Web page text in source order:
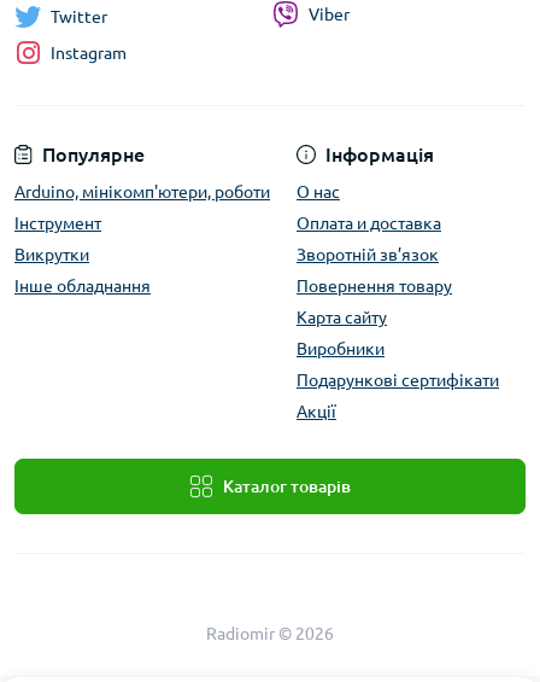
Популярне
Arduino, мінікомп'ютери, роботи
Інструмент
Викрутки
Інше обладнання
Інформація
О нас
Оплата и доставка
Зворотній зв’язок
Повернення товару
Карта сайту
Виробники
Подарункові сертифікати
Акції
Каталог товарів
Twitter
Instagram
Viber
Radiomir © 2026